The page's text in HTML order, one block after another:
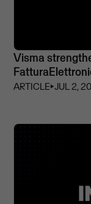
Visma
ARTICLE⏵JUL 2,